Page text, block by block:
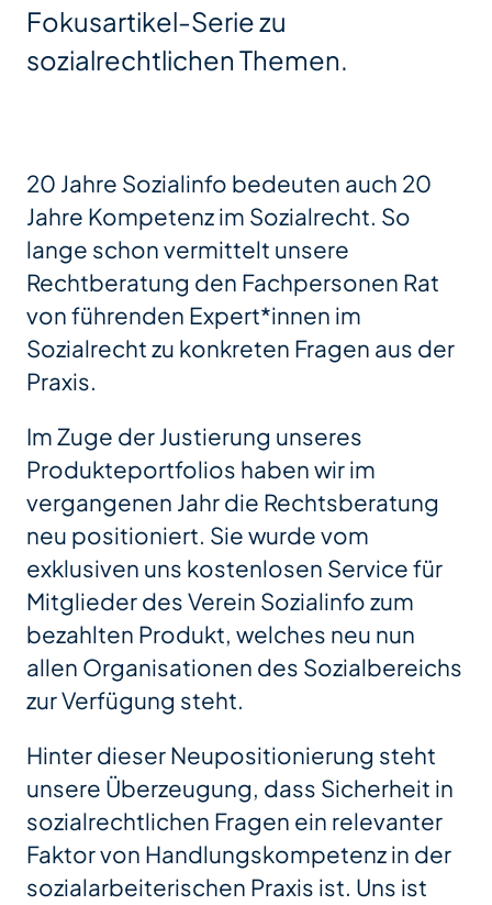
Fokusartikel-Serie zu
sozialrechtlichen Themen.
20 Jahre Sozialinfo bedeuten auch 20
Jahre Kompetenz im Sozialrecht. So
lange schon vermittelt unsere
Rechtberatung den Fachpersonen Rat
von führenden Expert*innen im
Sozialrecht zu konkreten Fragen aus der
Praxis.
Im Zuge der Justierung unseres
Produkteportfolios haben wir im
vergangenen Jahr die Rechtsberatung
neu positioniert. Sie wurde vom
exklusiven uns kostenlosen Service für
Mitglieder des Verein Sozialinfo zum
bezahlten Produkt, welches neu nun
allen Organisationen des Sozialbereichs
zur Verfügung steht.
Hinter dieser Neupositionierung steht
unsere Überzeugung, dass Sicherheit in
sozialrechtlichen Fragen ein relevanter
Faktor von Handlungskompetenz in der
sozialarbeiterischen Praxis ist. Uns ist